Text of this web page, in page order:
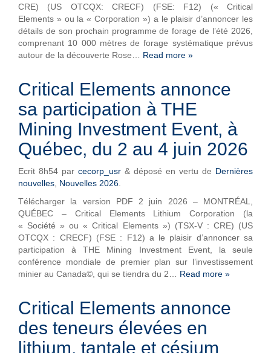
CRE) (US OTCQX: CRECF) (FSE: F12) (« Critical
Elements » ou la « Corporation ») a le plaisir d’annoncer les
détails de son prochain programme de forage de l’été 2026,
comprenant 10 000 mètres de forage systématique prévus
autour de la découverte Rose… Read more »
Critical Elements annonce
sa participation à THE
Mining Investment Event, à
Québec, du 2 au 4 juin 2026
Ecrit 8h54 par cecorp_usr & déposé en vertu de Dernières
nouvelles Nouvelles 2026
Télécharger la version PDF 2 juin 2026 – MONTRÉAL,
QUÉBEC – Critical Elements Lithium Corporation (la
« Société » ou « Critical Elements ») (TSX-V : CRE) (US
OTCQX : CRECF) (FSE : F12) a le plaisir d’annoncer sa
participation à THE Mining Investment Event, la seule
conférence mondiale de premier plan sur l’investissement
minier au Canada©, qui se tiendra du 2… Read more »
Critical Elements annonce
des teneurs élevées en
lithium, tantale et césium